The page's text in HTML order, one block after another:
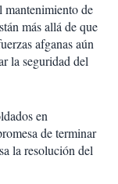
mantenimiento de
más allá de que
afganas aún
la seguridad del
en
de terminar
la resolución del